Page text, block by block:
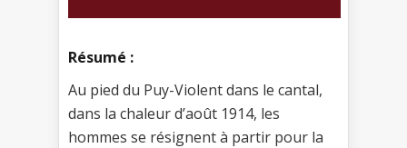
Résumé :
Au pied du Puy-Violent dans le cantal,
dans la chaleur d’août 1914, les
hommes se résignent à partir pour la